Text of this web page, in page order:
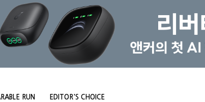
RUN EDITOR'S CHOICE